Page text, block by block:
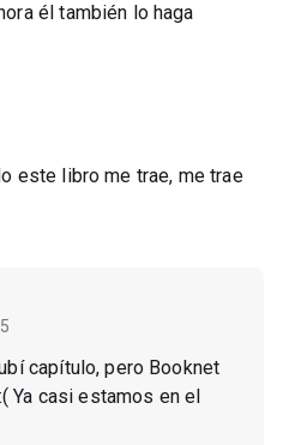
él también lo haga
este libro me trae, me trae
capítulo, pero Booknet
Ya casi estamos en el